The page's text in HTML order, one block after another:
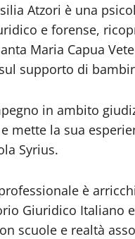
Atzori è una
e forense,
Maria Capua
supporto di
in ambito
e mette la sua
Syrius.
è
Giuridico Italiano
scuole e realtà